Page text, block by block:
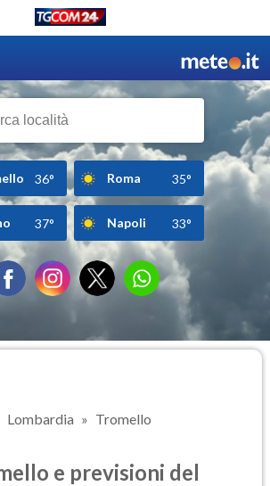
36° Roma 35°
37° Napoli 33°
Lombardia Tromello
e previsioni del